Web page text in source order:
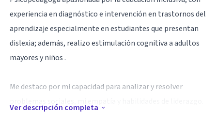
experiencia en diagnóstico e intervención en trastornos del
aprendizaje especialmente en estudiantes que presentan
dislexia; además, realizo estimulación cognitiva a adultos
mayores y niños .
Me destaco por mi capacidad para analizar y resolver
Ver descripción completa